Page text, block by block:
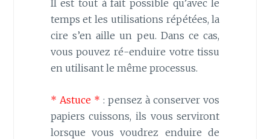
Il est tout à fait possible qu’avec le
temps et les utilisations répétées, la
cire s’en aille un peu. Dans ce cas,
vous pouvez ré-enduire votre tissu
en utilisant le même processus.
* Astuce * : pensez à conserver vos
papiers cuissons, ils vous serviront
lorsque vous voudrez enduire de